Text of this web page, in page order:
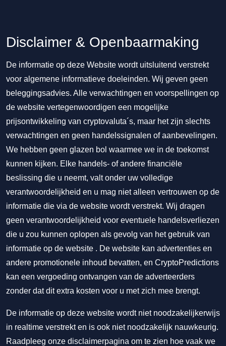
Disclaimer & Openbaarmaking
De informatie op deze Website wordt uitsluitend verstrekt
voor algemene informatieve doeleinden. Wij geven geen
beleggingsadvies. Alle verwachtingen en voorspellingen op
de website vertegenwoordigen een mogelijke
prijsontwikkeling van cryptovaluta´s, maar het zijn slechts
verwachtingen en geen handelssignalen of aanbevelingen.
We hebben geen glazen bol waarmee we in de toekomst
kunnen kijken. Elke handels- of andere financiële
beslissing die u neemt, valt onder uw volledige
verantwoordelijkheid en u mag niet alleen vertrouwen op de
informatie die via de website wordt verstrekt. Wij dragen
geen verantwoordelijkheid voor eventuele handelsverliezen
die u zou kunnen oplopen als gevolg van het gebruik van
informatie op de website . De website kan advertenties en
andere promotionele inhoud bevatten, en CryptoPredictions
kan een vergoeding ontvangen van de adverteerders
zonder dat dit extra kosten voor u met zich mee brengt.
De informatie op deze website wordt niet noodzakelijkerwijs
in realtime verstrekt en is ook niet noodzakelijk nauwkeurig.
Raadpleeg onze disclaimerpagina om te zien hoe vaak we